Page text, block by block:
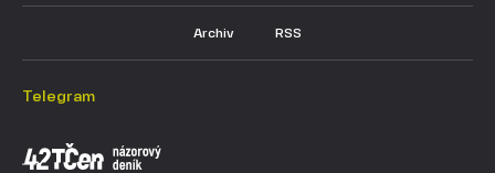
Archiv RSS
Telegram